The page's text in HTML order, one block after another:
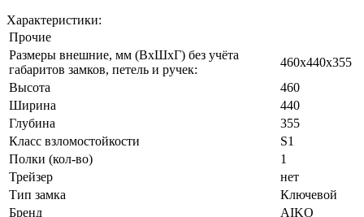
Характеристики:
Прочие
Размеры внешние, мм (ВхШхГ) без учёта
габаритов замков, петель и ручек:
460x440x355
Высота
460
Ширина
440
Глубина
355
Класс взломостойкости
S1
Полки (кол-во)
1
Трейзер
нет
Тип замка
Ключевой
Бренд
AIKO